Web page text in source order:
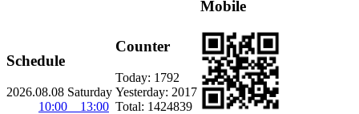
Schedule
2026.08.08 Saturday
10:00 13:00
Counter
Today: 1792
Yesterday: 2017
Total: 1424839
Mobile